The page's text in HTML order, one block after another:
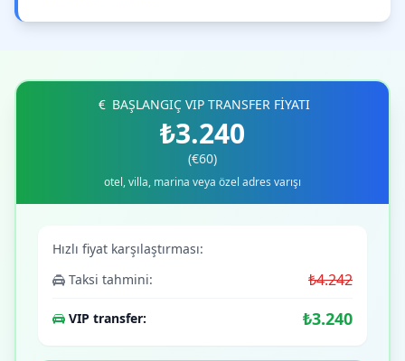
BAŞLANGIÇ VIP TRANSFER FİYATI
₺3.240
(€60)
otel, villa, marina veya özel adres varışı
Hızlı fiyat karşılaştırması:
Taksi tahmini:
₺4.242
VIP transfer: ₺3.240